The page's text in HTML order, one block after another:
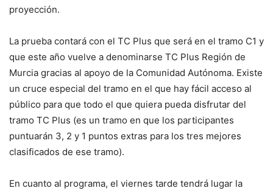
proyección.
La prueba contará con el TC Plus que será en el tramo C1 y
que este año vuelve a denominarse TC Plus Región de
Murcia gracias al apoyo de la Comunidad Autónoma. Existe
un cruce especial del tramo en el que hay fácil acceso al
público para que todo el que quiera pueda disfrutar del
tramo TC Plus (es un tramo en que los participantes
puntuarán 3, 2 y 1 puntos extras para los tres mejores
clasificados de ese tramo).
En cuanto al programa, el viernes tarde tendrá lugar la